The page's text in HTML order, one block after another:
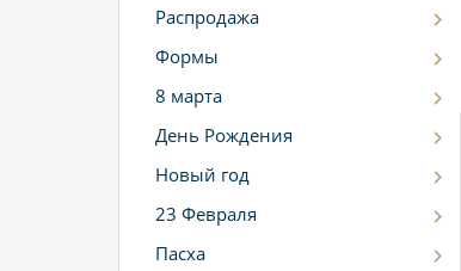
Распродажа
Формы
8 марта
День Рождения
Новый год
23 Февраля
Пасха